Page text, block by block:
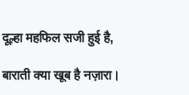
दूल्हा महफिल सजी हुई है,
क्या खूब है नज़ारा।